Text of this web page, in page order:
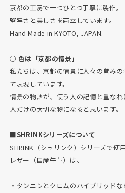
京都の工房で一つひとつ丁寧に製作。
堅牢さと美しさを両立しています。
Hand Made in KYOTO, JAPAN.
○ 色は「京都の情景」
私たちは、京都の情景に人々の営み
て表現しています。
情景の物語が、使う人の記憶と重な
人だけの大切な物になると思います。
■SHRINKシリーズについて
SHRINK（シュリンク）シリーズで使
レザー（国産牛革）は、
・タンニンとクロムのハイブリッドな